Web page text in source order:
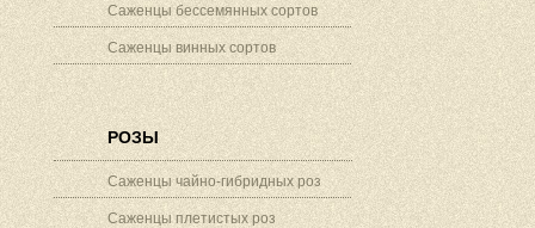
Саженцы бессемянных сортов
Саженцы винных сортов
РОЗЫ
Саженцы чайно-гибридных роз
Саженцы плетистых роз